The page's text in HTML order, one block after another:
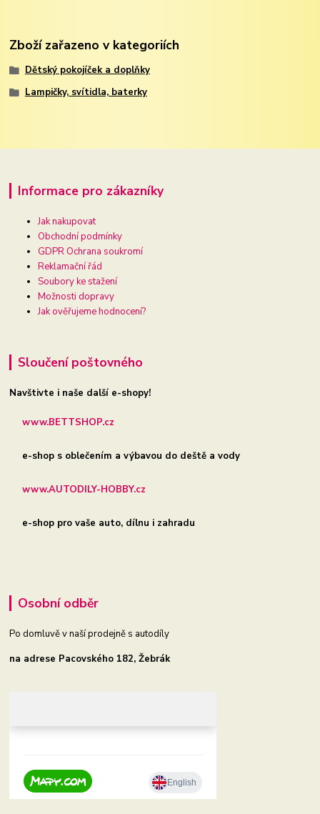
Zboží zařazeno v kategoriích
Dětský pokojíček a doplňky
Lampičky, svítidla, baterky
Informace pro zákazníky
Jak nakupovat
Obchodní podmínky
GDPR Ochrana soukromí
Reklamační řád
Soubory ke stažení
Možnosti dopravy
Jak ověřujeme hodnocení?
Sloučení poštovného
Navštivte i naše další e-shopy!
www.BETTSHOP.cz
e-shop s oblečením a výbavou do deště a vody
www.AUTODILY-HOBBY.cz
e-shop pro vaše auto, dílnu i zahradu
Osobní odběr
Po domluvě v naší prodejně s autodíly
na adrese Pacovského 182, Žebrák